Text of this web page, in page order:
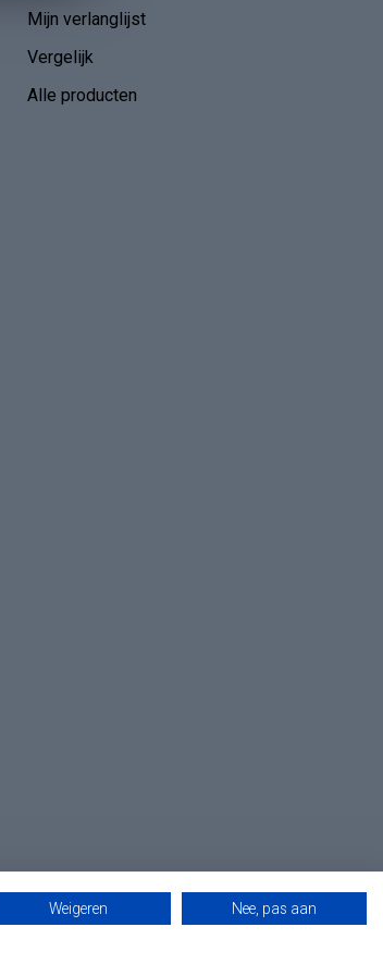
Mijn verlanglijst
Vergelijk
Alle producten
Weigeren Nee, pas aan